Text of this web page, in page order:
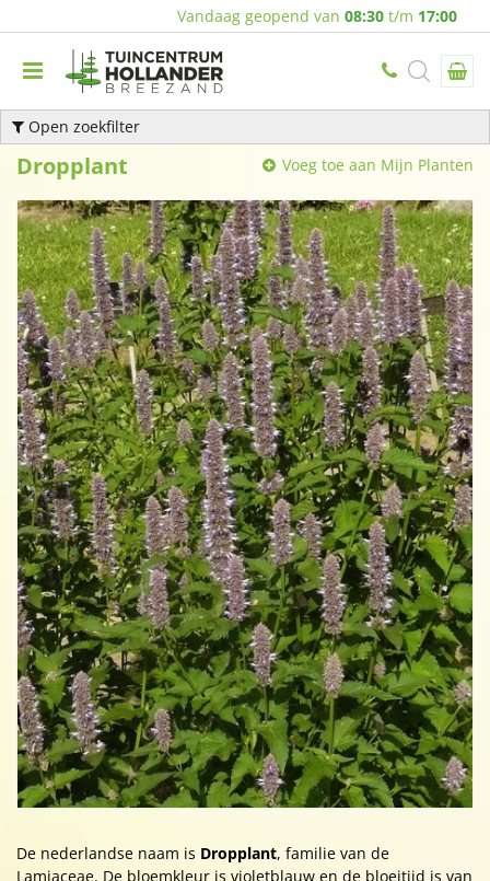
Vandaag geopend van 08:30 t/m 17:00
Open zoekfilter
Dropplant Voeg toe aan Mijn Planten
De nederlandse naam is Dropplant, familie van de
Lamiaceae. De bloemkleur is violetblauw en de bloeitijd is van